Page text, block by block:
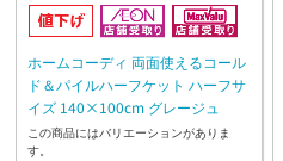
ホームコーディ 両面使えるコール
ド＆パイルハーフケット ハーフサ
イズ 140×100cm グレージュ
この商品にはバリエーションがありま
す。